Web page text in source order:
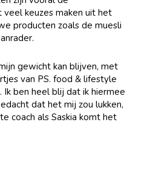
keuzes maken uit het
producten zoals de muesli
gewicht kan blijven, met
van PS. food & lifestyle
ben heel blij dat ik hiermee
dat het mij zou lukken,
coach als Saskia komt het